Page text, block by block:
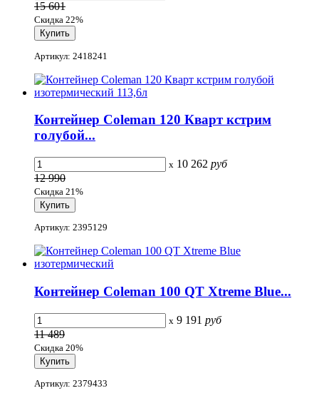
15 601
Скидка 22%
Артикул: 2418241
Контейнер Coleman 120 Кварт кстрим
голубой...
x 10 262 руб
12 990
Скидка 21%
Артикул: 2395129
Контейнер Coleman 100 QT Xtreme Blue...
x 9 191 руб
11 489
Скидка 20%
Артикул: 2379433